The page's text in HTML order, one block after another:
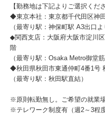
【勤務地は下記よりご選択くださ
◆東京本社：東京都千代田区神
（最寄り駅：神保町駅 A3出口よ
◆関西支店：大阪府大阪市淀川
階
（最寄り駅：Osaka Metro御堂
◆秋田県秋田市東通仲町4番1号
（最寄り駅：秋田駅直結）
※原則転勤無し。ご希望の就業
※テレワーク制度有（週2～3程